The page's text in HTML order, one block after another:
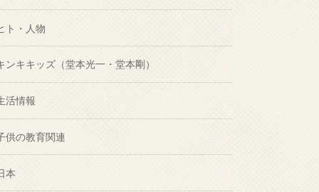
ト・人物
ンキキッズ（堂本光一・堂本剛）
活情報
供の教育関連
本